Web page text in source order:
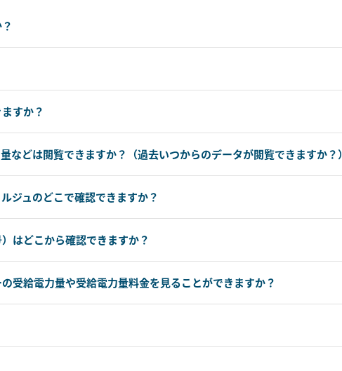
すか？
などは閲覧できますか？（過去いつからのデータが閲覧できますか？）
ジュのどこで確認できますか？
はどこから確認できますか？
受給電力量や受給電力量料金を見ることができますか？